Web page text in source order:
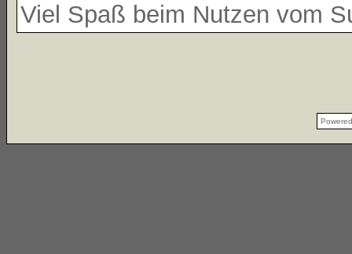
Viel Spaß beim Nutzen vom